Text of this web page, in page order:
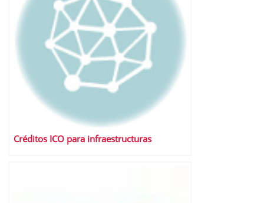
Créditos ICO para infraestructuras